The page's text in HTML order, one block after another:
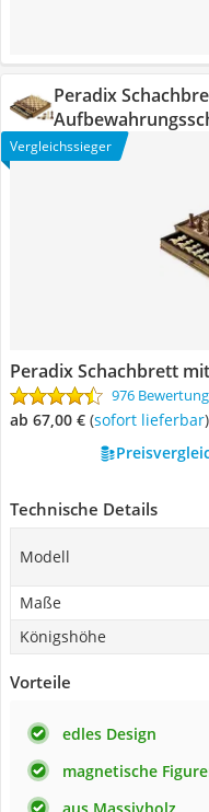
Peradix
Vergleichssieger
Peradix Schachbrett
976
ab 67,00 € ( Sofort lieferbar)
Technische Details
Modell
Maße
Königshöhe
Vorteile
edles Design
magnetische